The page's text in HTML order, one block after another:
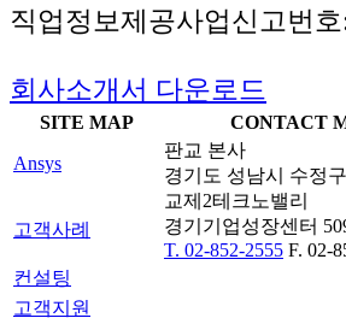
직업정보제공사업신고번호
회사소개서 다운로드
SITE MAP
CONTACT
Ansys
판교 본사
경기도 성남시 수정
교제2테크노밸리
경기기업성장센터
T. 02-852-2555 F. 02-
고객사례
컨설팅
고객지원